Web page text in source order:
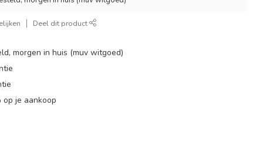
Deel dit product
morgen in huis (muv witgoed)
je aankoop